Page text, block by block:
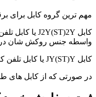
مهم ترین گروه کابل برای
واسطه جنس روکش شان در
کابل JY(ST)Y یا کابل تلفن کرمان 6 زوج داخل ساختمانی (INDOOR) که در بازار به کابل هوایی یا کابل تلفن طوسی معروف است.
در صورتی که از کابل های